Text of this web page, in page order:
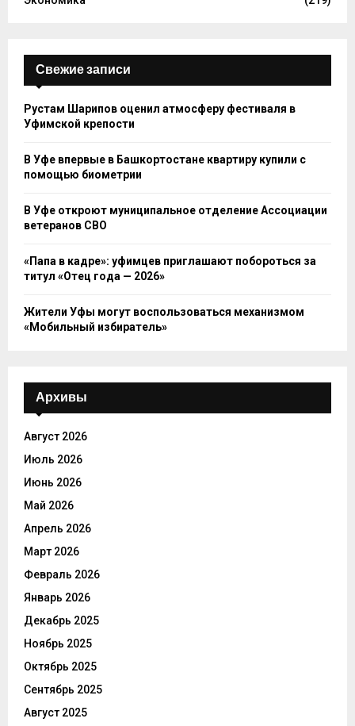
Свежие записи
Рустам Шарипов оценил атмосферу фестиваля в
Уфимской крепости
В Уфе впервые в Башкортостане квартиру купили с
помощью биометрии
В Уфе откроют муниципальное отделение Ассоциации
ветеранов СВО
«Папа в кадре»: уфимцев приглашают побороться за
титул «Отец года — 2026»
Жители Уфы могут воспользоваться механизмом
«Мобильный избиратель»
Архивы
Август 2026
Июль 2026
Июнь 2026
Май 2026
Апрель 2026
Март 2026
Февраль 2026
Январь 2026
Декабрь 2025
Ноябрь 2025
Октябрь 2025
Сентябрь 2025
Август 2025